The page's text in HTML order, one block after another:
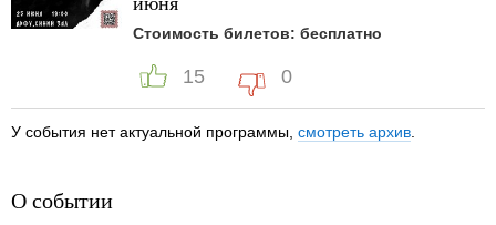
Стоимость билетов: бесплатно
15 0
У события нет актуальной программы, смотреть архив
О событии